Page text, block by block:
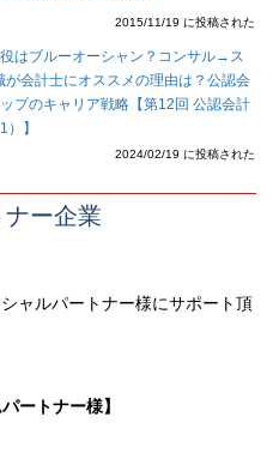
2015/11/19 に投稿された
はブルーオーシャン？コンサル→ス
が会計士にオススメの理由は？公認会
プのキャリア戦略【第12回 公認会計
】
2024/02/19 に投稿された
ー企業
ャルパートナー様にサポート頂
ートナー様】